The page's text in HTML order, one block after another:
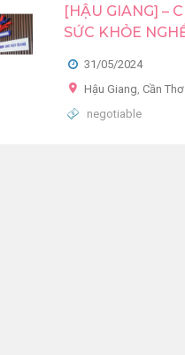
[HẬU GIANG] –
SỨC KHỎE
31/05/2024
Hậu Giang, Cần Thơ
negotiable